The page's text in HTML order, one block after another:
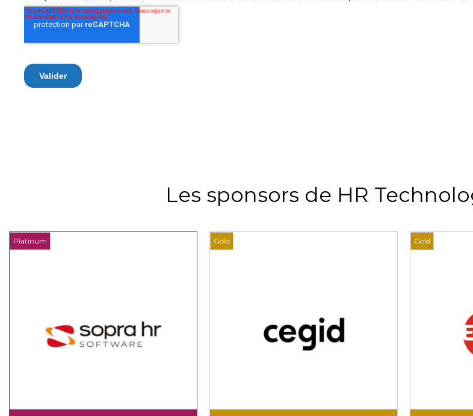
Les sponsors de HR
Platinum Gold Gold